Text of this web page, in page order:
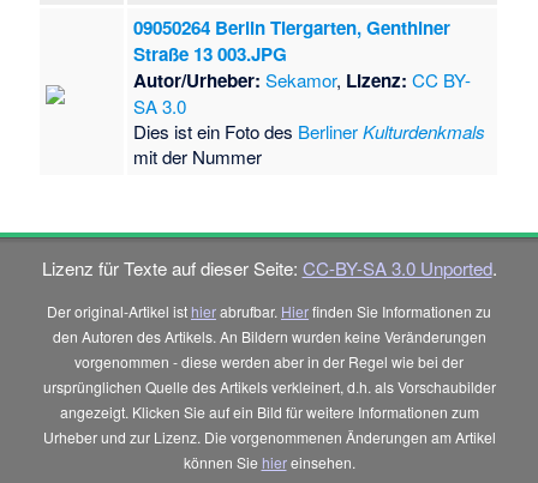
09050264 Berlin Tiergarten, Genthiner
Straße 13 003.JPG
Autor/Urheber: Sekamor, Lizenz: CC BY-
SA 3.0
Dies ist ein Foto des Berliner Kulturdenkmals
mit der Nummer
Lizenz für Texte auf dieser Seite: CC-BY-SA 3.0 Unported.
Der original-Artikel ist hierabrufbar. Hierfinden Sie Informationen zu
den Autoren des Artikels. An Bildern wurden keine Veränderungen
vorgenommen - diese werden aber in der Regel wie bei der
ursprünglichen Quelle des Artikels verkleinert, d.h. als Vorschaubilder
angezeigt. Klicken Sie auf ein Bild für weitere Informationen zum
Urheber und zur Lizenz. Die vorgenommenen Änderungen am Artikel
können Sie hiereinsehen.